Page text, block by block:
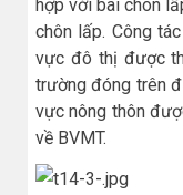
hợp với bãi chôn
chôn lấp. Công
vực đô thị được
trường đóng trên
vực nông thôn
về BVMT.